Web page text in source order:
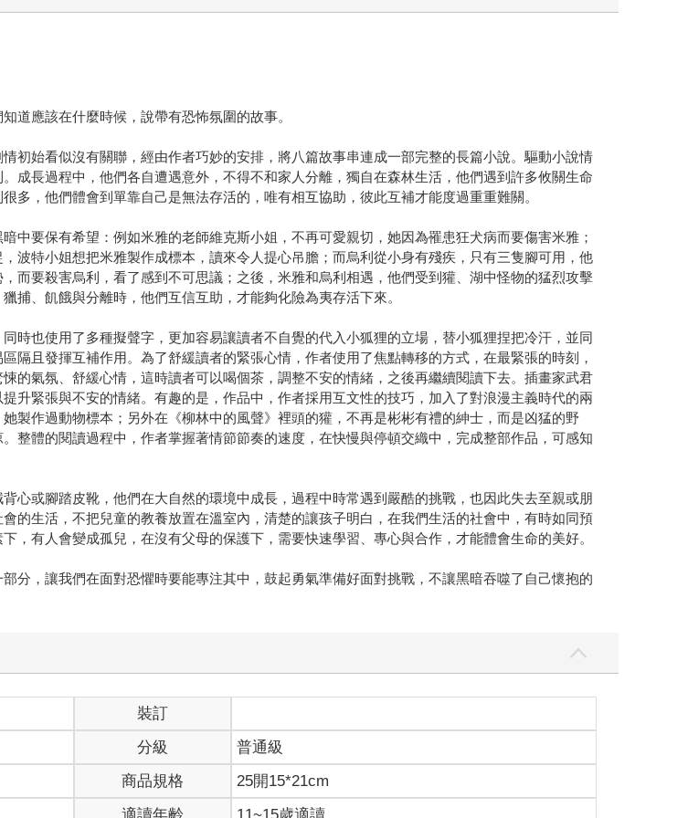
道應該在什麼時候，說帶有恐怖氛圍的故事。
初始看似沒有關聯，經由作者巧妙的安排，將八篇故事串連成一部完整的長篇小說。驅動小說情
成長過程中，他們各自遭遇意外，不得不和家人分離，獨自在森林生活，他們遇到許多攸關生命
多，他們體會到單靠自己是無法存活的，唯有相互協助，彼此互補才能度過重重難關。
中要保有希望：例如米雅的老師維克斯小姐，不再可愛親切，她因為罹患狂犬病而要傷害米雅；
波特小姐想把米雅製作成標本，讀來令人提心吊膽；而烏利從小身有殘疾，只有三隻腳可用，他
而要殺害烏利，看了感到不可思議；之後，米雅和烏利相遇，他們受到獾、湖中怪物的猛烈攻擊
捕、飢餓與分離時，他們互信互助，才能夠化險為夷存活下來。
時也使用了多種擬聲字，更加容易讓讀者不自覺的代入小狐狸的立場，替小狐狸捏把冷汗，並同
隔且發揮互補作用。為了舒緩讀者的緊張心情，作者使用了焦點轉移的方式，在最緊張的時刻，
的氣氛、舒緩心情，這時讀者可以喝個茶，調整不安的情緒，之後再繼續閱讀下去。插畫家武君
升緊張與不安的情緒。有趣的是，作品中，作者採用互文性的技巧，加入了對浪漫主義時代的兩
製作過動物標本；另外在《柳林中的風聲》裡頭的獾，不再是彬彬有禮的紳士，而是凶猛的野
整體的閱讀過程中，作者掌握著情節節奏的速度，在快慢與停頓交織中，完成整部作品，可感知
心或腳踏皮靴，他們在大自然的環境中成長，過程中時常遇到嚴酷的挑戰，也因此失去至親或朋
的生活，不把兒童的教養放置在溫室內，清楚的讓孩子明白，在我們生活的社會中，有時如同預
，有人會變成孤兒，在沒有父母的保護下，需要快速學習、專心與合作，才能體會生命的美好。
分，讓我們在面對恐懼時要能專注其中，鼓起勇氣準備好面對挑戰，不讓黑暗吞噬了自己懷抱的
裝訂
分級
普通級
商品規格
25開15*21cm